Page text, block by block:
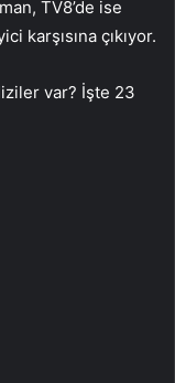
TV8’de ise
karşısına çıkıyor.
var? İşte 23